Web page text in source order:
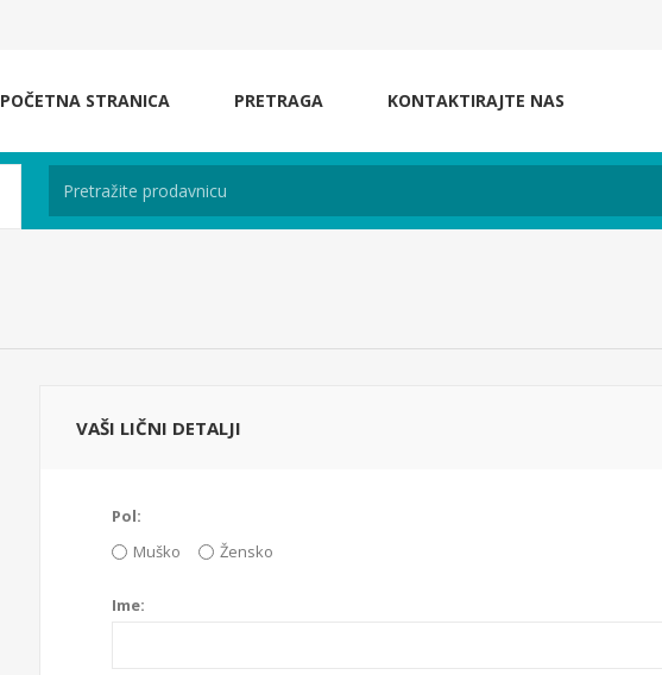
POČETNA STRANICA PRETRAGA KONTAKTIRAJTE NAS
VAŠI LIČNI DETALJI
Pol:
Muško
Žensko
Ime: